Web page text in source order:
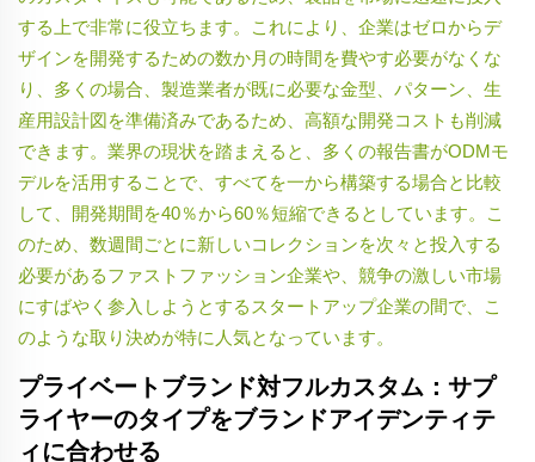
する上で非常に役立ちます。これにより、企業はゼロからデ
ザインを開発するための数か月の時間を費やす必要がなくな
り、多くの場合、製造業者が既に必要な金型、パターン、生
産用設計図を準備済みであるため、高額な開発コストも削減
できます。業界の現状を踏まえると、多くの報告書がODMモ
デルを活用することで、すべてを一から構築する場合と比較
して、開発期間を40％から60％短縮できるとしています。こ
のため、数週間ごとに新しいコレクションを次々と投入する
必要があるファストファッション企業や、競争の激しい市場
にすばやく参入しようとするスタートアップ企業の間で、こ
のような取り決めが特に人気となっています。
プライベートブランド対フルカスタム：サプ
ライヤーのタイプをブランドアイデンティテ
ィに合わせる